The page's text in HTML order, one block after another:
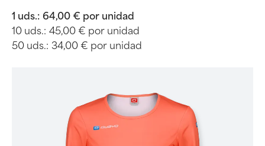
1 uds.: 64,00 € por unidad
10 uds.: 45,00 € por unidad
50 uds.: 34,00 € por unidad